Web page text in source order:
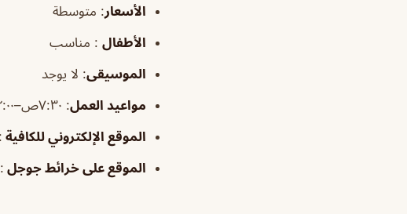
الأسعار: متوسطة
الأطفال : مناسب
الموسيقى: لا يوجد
مواعيد العمل: ٧:٣٠ص–١٢:٠٠ص
الموقع الإلكتروني للكافية
الموقع على خرائط جوجل